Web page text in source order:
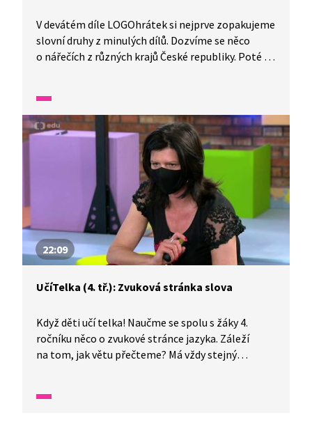
V devátém díle LOGOhrátek si nejprve zopakujeme
slovní druhy z minulých dílů. Dozvíme se něco
o nářečích z různých krajů České republiky. Poté se
slov poskládat větu tak, aby dávala smysl.
22:09
UčíTelka (4. tř.): Zvuková stránka slova
Když děti učí telka! Naučme se spolu s žáky 4.
ročníku něco o zvukové stránce jazyka. Záleží
na tom, jak větu přečteme? Má vždy stejný